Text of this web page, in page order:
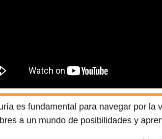
es fundamental para navegar por la
a un mundo de posibilidades y